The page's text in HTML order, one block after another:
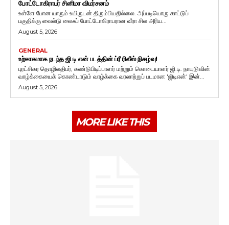
போட்டோகிராபர் சினிமா விமர்சனம்
உள்ளே போன யாரும் உயிருடன் திரும்பியதில்லை. அப்படியொரு காட்டுப்
பகுதிக்கு வைல்டு லைஃப் போட்டோகிராபரான வீரா சில அரிய...
August 5, 2026
GENERAL
உற்சாகமாக நடந்த ஜி டி என் படத்தின் ப்ரீ ரிலீஸ் நிகழ்வு!
புரட்சிகர தொழிலதிபர், கண்டுபிடிப்பாளர் மற்றும் கொடையாளர் ஜி.டி. நாயுடுவின்
வாழ்க்கையைக் கொண்டாடும் வாழ்க்கை வரலாற்றுப் படமான 'ஜிடிஎன்' இன்...
August 5, 2026
MORE LIKE THIS